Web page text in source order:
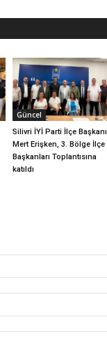
Güncel
Silivri İYİ Parti İlçe Başkanı
Mert Erişken, 3. Bölge İlçe
Başkanları Toplantısına
katıldı